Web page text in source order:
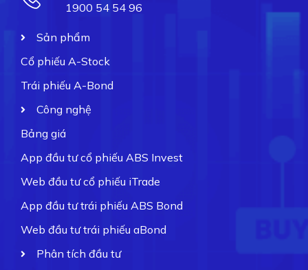
1900 54 54 96
Sản phẩm
Cổ phiếu A-Stock
Trái phiếu A-Bond
Công nghệ
Bảng giá
App đầu tư cổ phiếu ABS Invest
Web đầu tư cổ phiếu iTrade
App đầu tư trái phiếu ABS Bond
Web đầu tư trái phiếu aBond
Phân tích đầu tư